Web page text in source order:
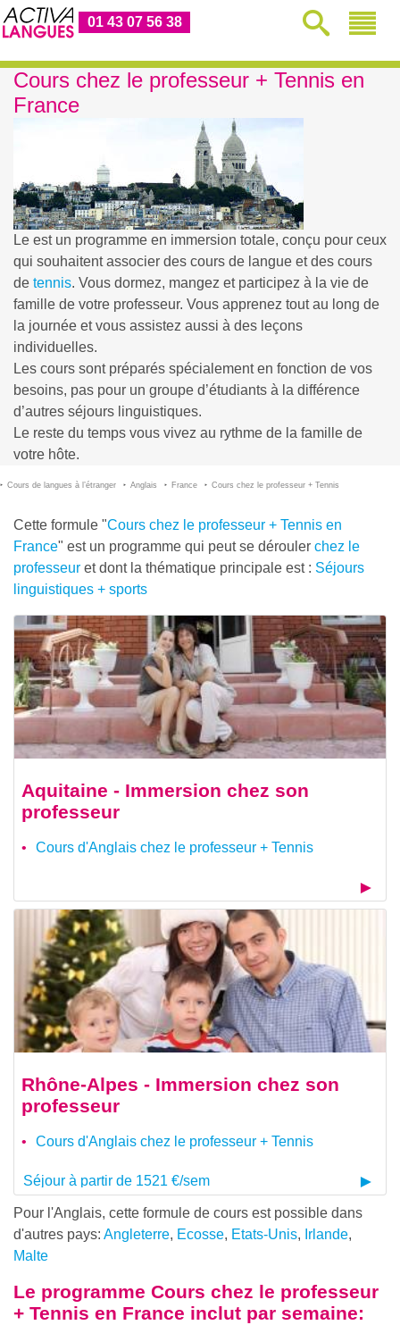
01 43 07 56 38
Cours chez le professeur + Tennis en
France
Le est un programme en immersion totale, conçu pour ceux
qui souhaitent associer des cours de langue et des cours
de tennis. Vous dormez, mangez et participez à la vie de
famille de votre professeur. Vous apprenez tout au long de
la journée et vous assistez aussi à des leçons
individuelles.
Les cours sont préparés spécialement en fonction de vos
besoins, pas pour un groupe d’étudiants à la différence
d’autres séjours linguistiques.
Le reste du temps vous vivez au rythme de la famille de
votre hôte.
Cours de langues à l’étranger Anglais France Cours chez le professeur + Tennis
Cette formule "Cours chez le professeur + Tennis en
France" est un programme qui peut se dérouler chez le
professeur et dont la thématique principale est : Séjours
linguistiques + sports
Aquitaine - Immersion chez son
professeur
Cours d'Anglais chez le professeur + Tennis
Rhône-Alpes - Immersion chez son
professeur
Cours d'Anglais chez le professeur + Tennis
Séjour à partir de 1521 €/sem
Pour l'Anglais, cette formule de cours est possible dans
d'autres pays: Angleterre, Ecosse, Etats-Unis, Irlande,
Malte
Le programme Cours chez le professeur
+ Tennis en France inclut par semaine: